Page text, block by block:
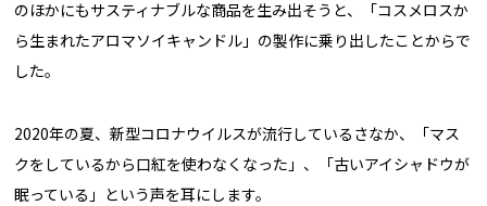
のほかにもサスティナブルな商品を生み出そうと、「コスメロスか
ら生まれたアロマソイキャンドル」の製作に乗り出したことからで
した。
2020年の夏、新型コロナウイルスが流行しているさなか、「マス
クをしているから口紅を使わなくなった」、「古いアイシャドウが
眠っている」という声を耳にします。